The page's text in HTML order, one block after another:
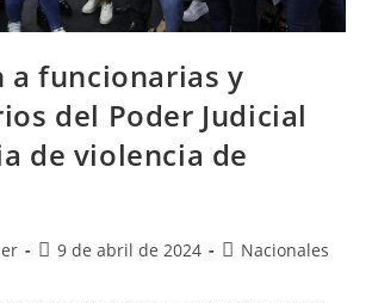
a funcionarias y
del Poder Judicial
de violencia de
9 de abril de 2024 Nacionales